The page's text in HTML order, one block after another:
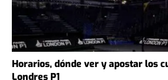
Horarios, dónde ver y apostar los
Londres P1